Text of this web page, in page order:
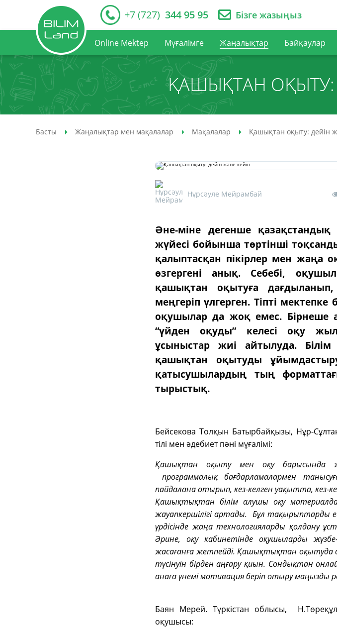
+7 (727) 344 95 95 Бізге жазыңыз
Online Mektep Мұғалімге Жаңалықтар Байқаулар
ҚАШЫҚТАН ОҚЫТУ:
Басты Жаңалықтар мен мақалалар Мақалалар Қашықтан оқыту: дейін
Нұрсәуле Мейрамбай
Әне-міне дегенше
жүйесі бойынша төртінші
қалыптасқан пікірлер мен жаңа
өзгергені анық. Себебі,
қашықтан оқытуға
меңгеріп үлгерген. Тіпті
оқушылар да жоқ емес. Бірнеше
“үйден оқуды” келесі оқу
ұсыныстар жиі айтылуда.
қашықтан оқытуды
қатысушылардың тың
тырыстық.
Бейсекова Толқын Батырбайқызы, Нұр-
тілі мен әдебиет пәні мұғалімі:
Қашықтан оқыту мен оқу барысында
программалық бағдарламалармен
пайдалана отырып, кез-келген уақытта, кез-
Қашықтықтан білім алушы оқу
жауапкершілігі артады. Бұл тақырыптарды
үрдісінде жаңа технологияларды қолдану
Әрине, оқу кабинетінде оқушыларды
жасағанға жетпейді. Қашықтықтан оқытуда
түсінуін бірден аңғару қиын. Сондықтан
анаға үнемі мотивация беріп отыру маңызды
Баян Мерей. Түркістан облысы,
оқушысы: